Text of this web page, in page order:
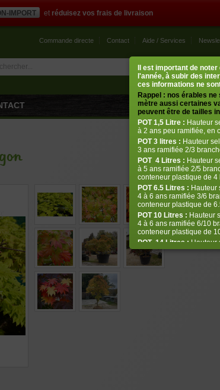
IMPORT et réduisez vos frais de livraison
Commande directe Contact Aide / Services
Il est important de
l'année, à subir des
ces informations ne
Rappel : nos érables
mètre aussi certaines
peuvent être de tailles
POT1,5 Litre : Hauteur
à 2 ans peu ramifiée, en
POT3 litres : Hauteur
3 ans ramifiée 2/3
POT 4 Litres : Hauteur
à 5 ans ramifiée 2/5
conteneur plastique de 4
POT 6.5 Litres : Hauteur
4 à 6 ans ramifiée 3/6
conteneur plastique de
POT 10 Litres : Hauteur
4 à 6 ans ramifiée 6/10
conteneur plastique de
POT 14 Litres : Hauteur
de 5 à 8 ans ramifiée
plastique de 14 litres.
Hauteur
5 à 8 ans ramifiée 10/
plastique de 20 litres.
6 à 9 ans ramifiée 10/